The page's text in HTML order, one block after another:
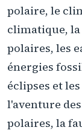
polaire, le
climatique,
polaires, les
énergies
éclipses et
l'aventure
polaires, la